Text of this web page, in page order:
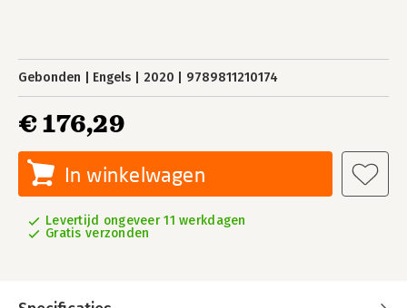
Gebonden Engels 2020 9789811210174
€ 176,29
In winkelwagen
Levertijd ongeveer 11 werkdagen
Gratis verzonden